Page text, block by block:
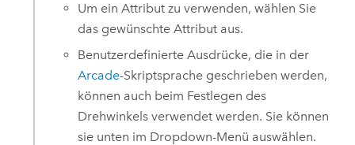
Um ein Attribut zu verwenden, wählen Sie
das gewünschte Attribut aus.
Benutzerdefinierte Ausdrücke, die in der
Arcade-Skriptsprache geschrieben werden,
können auch beim Festlegen des
Drehwinkels verwendet werden. Sie können
sie unten im Dropdown-Menü auswählen.